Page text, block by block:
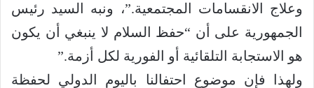
وعلاج الانقسامات المجتمعية.”، ونبه السيد رئيس
الجمهورية على أن “حفظ السلام لا ينبغي أن يكون
هو الاستجابة التلقائية أو الفورية لكل أزمة.”
ولهذا فإن موضوع احتفالنا باليوم الدولي لحفظة